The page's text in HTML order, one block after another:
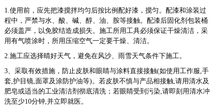
1.使用前，应先把漆搅拌均匀后按比例配好漆，搅匀。配漆和涂装过
程中，严禁与水、酸、碱、醇、油、胺等接触。配漆后固化剂包装桶
必须盖严，以免胶结造成损失。施工所用工具必须保证干燥清洁，采
用有气喷涂时，所用压缩空气一定要干燥、清洁。
2.施工应选择晴好天气，避免在风沙、雨雪天气条件下施工。
3、采取有效措施，防止皮肤和眼睛与涂料直接接触(如使用工作服,手
套,护目镜,面罩及涂防护油等)。若皮肤不慎与产品相接触,请用清水及
肥皂或适当的工业清洁剂彻底清洗；若眼睛受到污染,请即刻用清水冲
洗至少10分钟,并立即就医。